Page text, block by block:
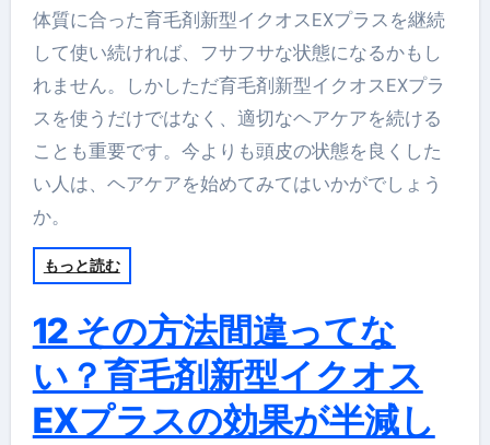
体質に合った育毛剤新型イクオスEXプラスを継続
して使い続ければ、フサフサな状態になるかもし
れません。しかしただ育毛剤新型イクオスEXプラ
スを使うだけではなく、適切なヘアケアを続ける
ことも重要です。今よりも頭皮の状態を良くした
い人は、ヘアケアを始めてみてはいかがでしょう
か。
もっと読む
12 その方法間違ってな
い？育毛剤新型イクオス
EXプラスの効果が半減し